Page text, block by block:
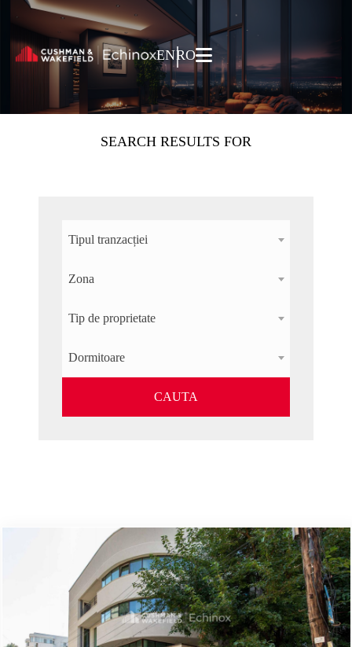
Skip to content
EN|
RO
SEARCH RESULTS FOR
Tipul tranzacției
Zona
Tip de proprietate
Dormitoare
CAUTA